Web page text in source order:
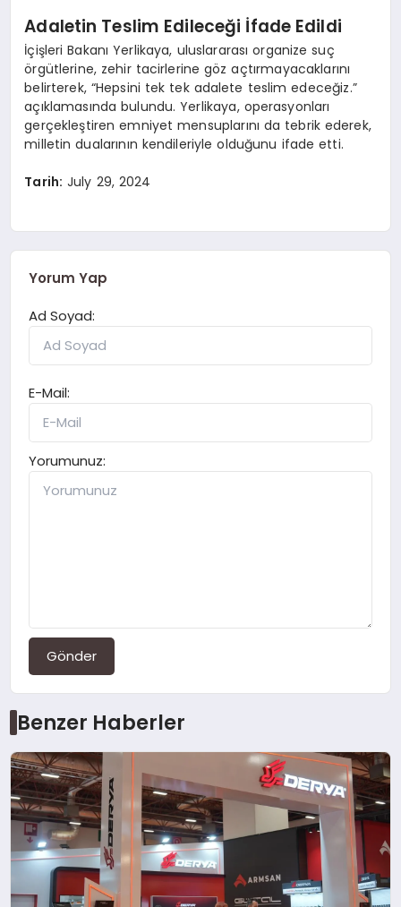
Adaletin Teslim Edileceği İfade Edildi
İçişleri Bakanı Yerlikaya, uluslararası organize suç
örgütlerine, zehir tacirlerine göz açtırmayacaklarını
belirterek, “Hepsini tek tek adalete teslim edeceğiz.”
açıklamasında bulundu. Yerlikaya, operasyonları
gerçekleştiren emniyet mensuplarını da tebrik ederek,
milletin dualarının kendileriyle olduğunu ifade etti.
Tarih: July 29, 2024
Yorum Yap
Ad Soyad:
E-Mail:
Yorumunuz:
Gönder
Benzer Haberler